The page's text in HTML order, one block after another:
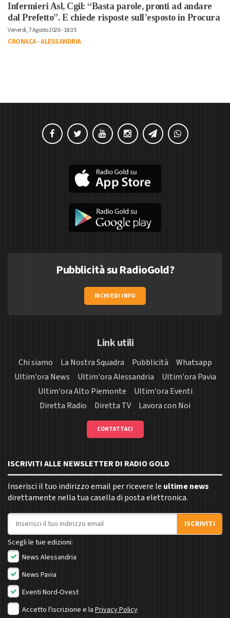
Infermieri Asl, Cgil: “Basta parole, pronti ad andare
dal Prefetto”. E chiede risposte sull’esposto in Procura
Venerdì, 7 Agosto 2026 - 18:35
CRONACA-ALESSANDRIA
Pubblicità su RadioGold?
RICHIEDI INFO
Link utili
Chi siamo La Nostra Squadra Pubblicità
Whatsapp
Ultim'ora News
Ultim'ora Alessandria
Ultim'ora Pavia
Ultim'ora Alto Piemonte
Ultim'ora Eventi
Diretta Radio
Diretta TV Lavora con Noi
CONTATTACI
ISCRIVITI ALLE NEWSLETTER DI RADIO GOLD
Inserisci il tuo indirizzo email per ricevere le ultime news
direttamente nella tua casella di posta elettronica.
Indirizzo email
ISCRIVITI
Scegli le tue edizioni:
News Alessandria
News Pavia
Eventi Nord-Ovest
Accetto l'iscrizione e la Privacy Policy